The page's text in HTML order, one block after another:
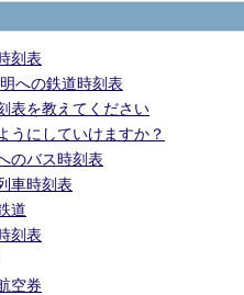
刻表
への鉄道時刻表
表を教えてください
うにしていけますか？
のバス時刻表
車時刻表
道
刻表
空券